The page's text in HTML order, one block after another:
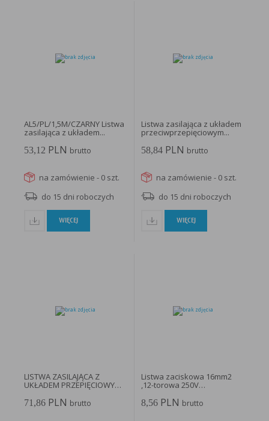
AL5/PL/1,5M/CZARNY Listwa
zasilająca z układem...
53,12 PLN brutto
na zamówienie - 0 szt.
do 15 dni roboczych
WIĘCEJ
Listwa zasilająca z układem
przeciwprzepięciowym...
58,84 PLN brutto
na zamówienie - 0 szt.
do 15 dni roboczych
WIĘCEJ
LISTWA ZASILAJĄCA Z
UKŁADEM PRZEPIĘCIOWYM
AL5/PL/5M/SZARY...
71,86PLN brutto
Listwa zaciskowa 16mm2
,12-torowa 250V
8,56 PLN brutto